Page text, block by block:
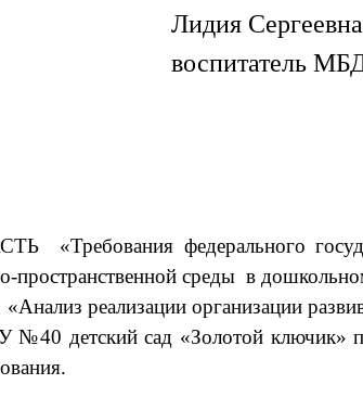
Лидия
воспитатель
«Требования федерального
пространственной среды в
реализации организации
детский сад «Золотой ключик»